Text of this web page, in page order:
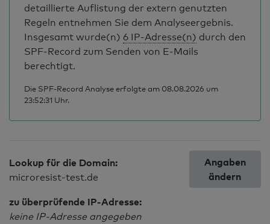
detaillierte Auflistung der extern genutzten
Regeln entnehmen Sie dem Analyseergebnis.
Insgesamt wurde(n) 6 IP-Adresse(n) durch den
SPF-Record zum Senden von E-Mails
berechtigt.
Die SPF-Record Analyse erfolgte am 08.08.2026 um
23:52:31 Uhr.
Lookup für die Domain:
microresist-test.de
zu überprüfende IP-Adresse:
keine IP-Adresse angegeben
Angaben
ändern